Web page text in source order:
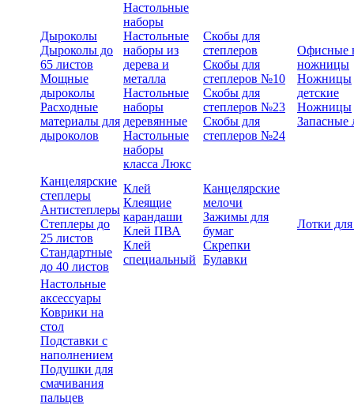
Дыроколы
Дыроколы до
65 листов
Мощные
дыроколы
Расходные
материалы для
дыроколов
Настольные
наборы
Настольные
наборы из
дерева и
металла
Настольные
наборы
деревянные
Настольные
наборы
класса Люкс
Скобы для
степлеров
Скобы для
степлеров №10
Скобы для
степлеров №23
Скобы для
степлеров №24
Офисные
ножницы
Ножницы
детские
Ножницы
Запасные
Канцелярские
степлеры
Антистеплеры
Степлеры до
25 листов
Стандартные
до 40 листов
Клей
Клеящие
карандаши
Клей ПВА
Клей
специальный
Канцелярские
мелочи
Зажимы для
бумаг
Скрепки
Булавки
Лотки
Настольные
аксессуары
Коврики на
стол
Подставки с
наполнением
Подушки для
смачивания
пальцев